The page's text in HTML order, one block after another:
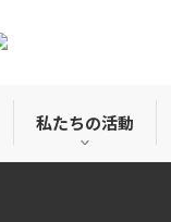
私たちの活動